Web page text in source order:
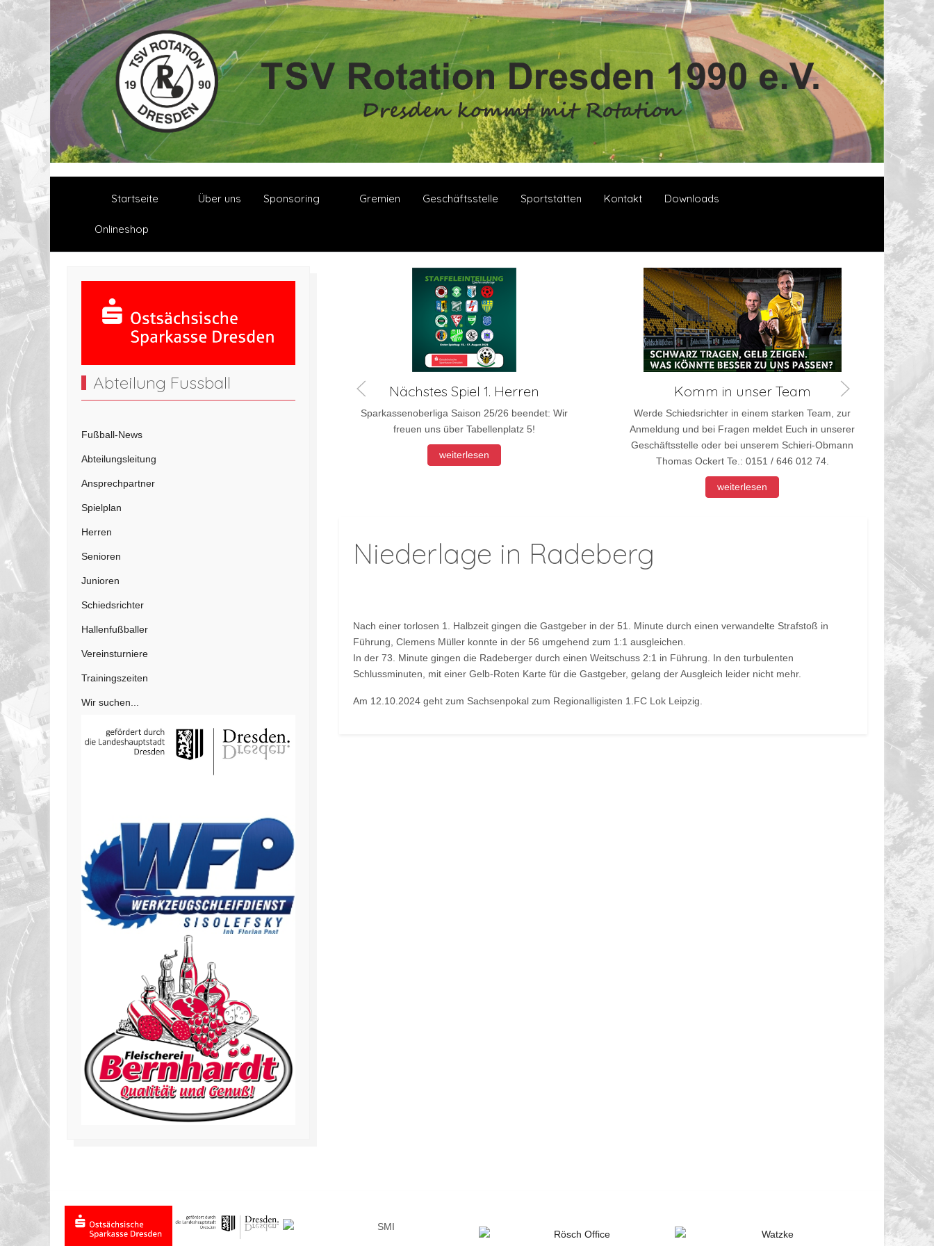
Startseite Über uns Sponsoring Gremien Geschäftsstelle Sportstätten Kontakt Downloads
Onlineshop
Abteilung Fussball
Fußball-News
Abteilungsleitung
Ansprechpartner
Spielplan
Herren
Senioren
Junioren
Schiedsrichter
Hallenfußballer
Vereinsturniere
Trainingszeiten
Wir suchen...
Nächstes Spiel 1. Herren
Sparkassenoberliga Saison 25/26 beendet: Wir
freuen uns über Tabellenplatz 5!
weiterlesen
Komm in unser Team
Werde Schiedsrichter in einem starken Team, zur
Anmeldung und bei Fragen meldet Euch in unserer
Geschäftsstelle oder bei unserem Schieri-Obmann
Thomas Ockert Te.: 0151 / 646 012 74.
weiterlesen
Niederlage in Radeberg
Nach einer torlosen 1. Halbzeit gingen die Gastgeber in der 51. Minute durch einen verwandelte Strafstoß in
Führung, Clemens Müller konnte in der 56 umgehend zum 1:1 ausgleichen.
In der 73. Minute gingen die Radeberger durch einen Weitschuss 2:1 in Führung. In den turbulenten
Schlussminuten, mit einer Gelb-Roten Karte für die Gastgeber, gelang der Ausgleich leider nicht mehr.
Am 12.10.2024 geht zum Sachsenpokal zum Regionalligisten 1.FC Lok Leipzig.